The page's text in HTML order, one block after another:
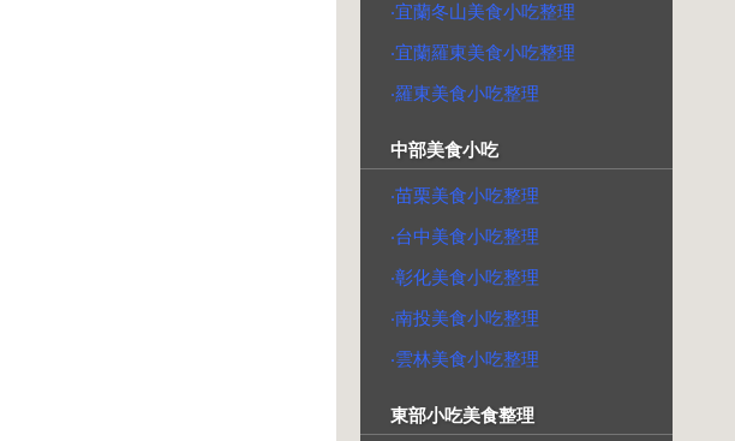
‧宜蘭冬山美食小吃整理
‧宜蘭羅東美食小吃整理
‧羅東美食小吃整理
中部美食小吃
‧苗栗美食小吃整理
‧台中美食小吃整理
‧彰化美食小吃整理
‧南投美食小吃整理
‧雲林美食小吃整理
東部小吃美食整理